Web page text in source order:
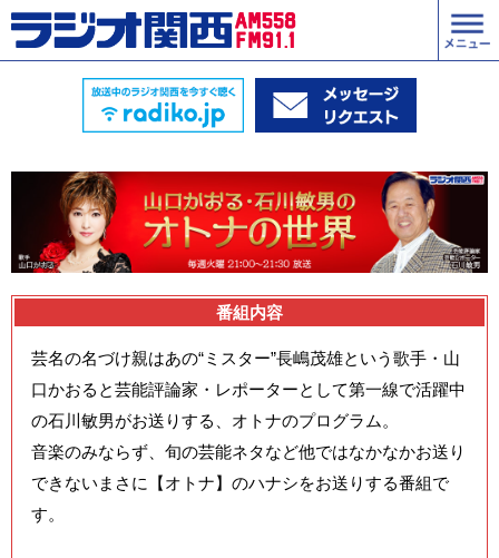
番組内容
芸名の名づけ親はあの“ミスター”長嶋茂雄という歌手・山
口かおると芸能評論家・レポーターとして第一線で活躍中
の石川敏男がお送りする、オトナのプログラム。
音楽のみならず、旬の芸能ネタなど他ではなかなかお送り
できないまさに【オトナ】のハナシをお送りする番組で
す。